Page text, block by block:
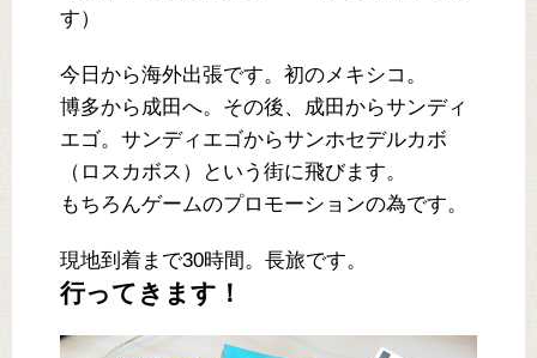
す）
今日から海外出張です。初のメキシコ。
博多から成田へ。その後、成田からサンディ
エゴ。サンディエゴからサンホセデルカボ
（ロスカボス）という街に飛びます。
もちろんゲームのプロモーションの為です。
現地到着まで30時間。長旅です。
行ってきます！